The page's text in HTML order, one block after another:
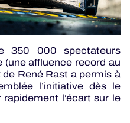
350 000 spectateurs
(une affluence record au
René Rast a permis à
l’initiative dès le
l’écart sur le